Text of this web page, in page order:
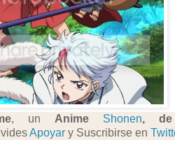
, un Anime Shonen, de
Apoyar y Suscribirse en